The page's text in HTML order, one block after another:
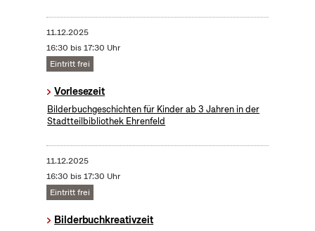
11.12.2025
16:30 bis 17:30 Uhr
Eintritt frei
Vorlesezeit
Bilderbuchgeschichten für Kinder ab 3 Jahren in der
Stadtteilbibliothek Ehrenfeld
11.12.2025
16:30 bis 17:30 Uhr
Eintritt frei
Bilderbuchkreativzeit